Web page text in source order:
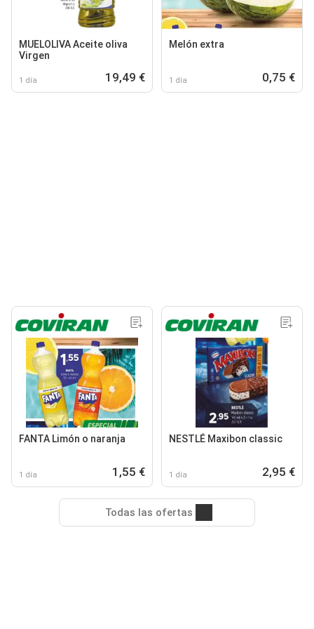
MUELOLIVA Aceite oliva
Virgen
1 día 19,49 €
Melón extra
1 día 0,75 €
FANTA Limón o naranja
1 día 1,55 €
NESTLÉ Maxibon classic
1 día 2,95 €
Todas las ofertas